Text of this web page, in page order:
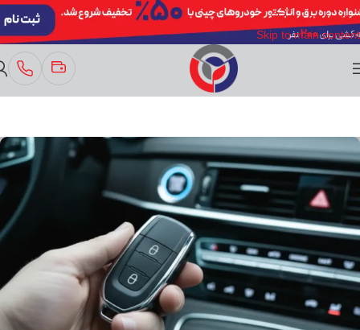
Skip to navigation
Skip to main content